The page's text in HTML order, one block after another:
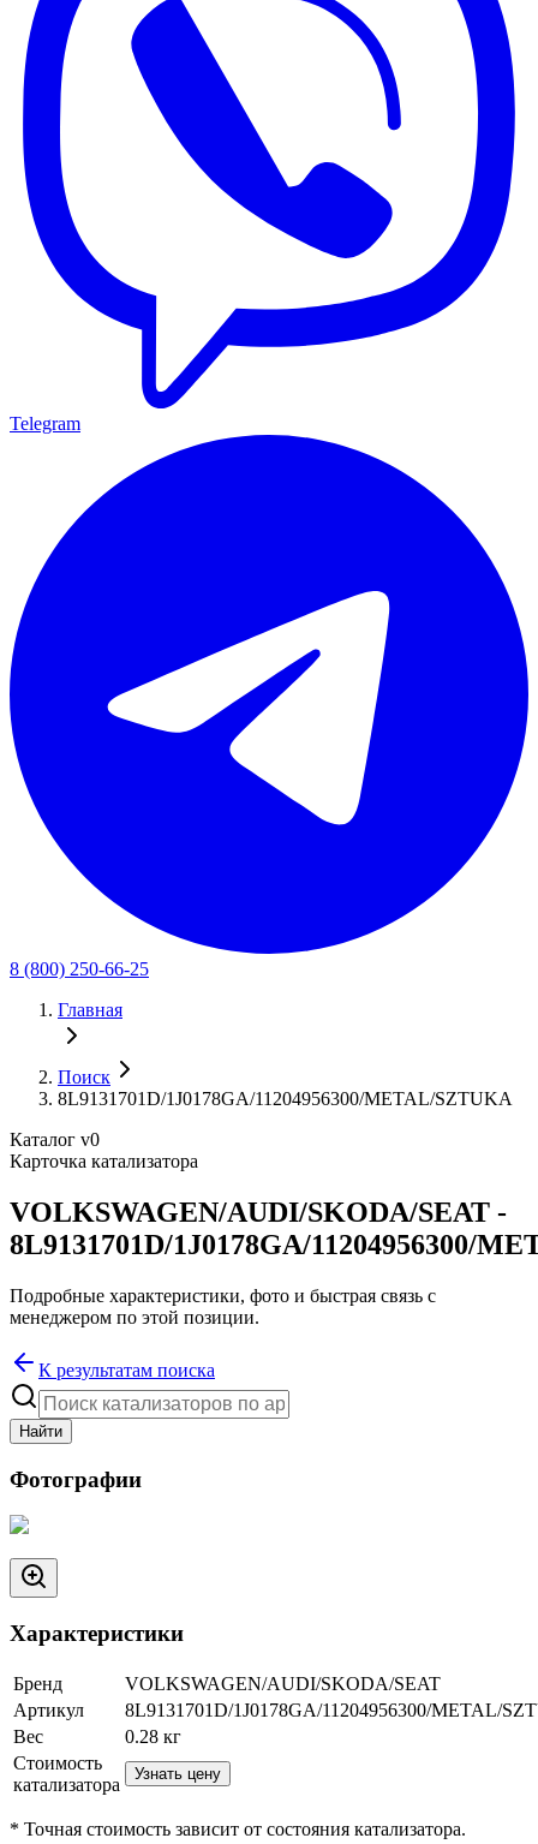
Telegram
8 (800) 250-66-25
Главная
Поиск
8L9131701D/1J0178GA/11204956300/METAL/SZTUKA
Каталог v0
Карточка катализатора
VOLKSWAGEN/AUDI/SKODA/SEAT -
8L9131701D/1J0178GA/11204956300/
Подробные характеристики, фото и быстрая связь с
менеджером по этой позиции.
К результатам поиска
Найти
Фотографии
Характеристики
Бренд
VOLKSWAGEN/AUDI/SKODA/SEAT
Артикул
8L9131701D/1J0178GA/11204956300/METAL/
Вес
0.28 кг
Стоимость
катализатора
Узнать цену
* Точная стоимость зависит от состояния катализатора.